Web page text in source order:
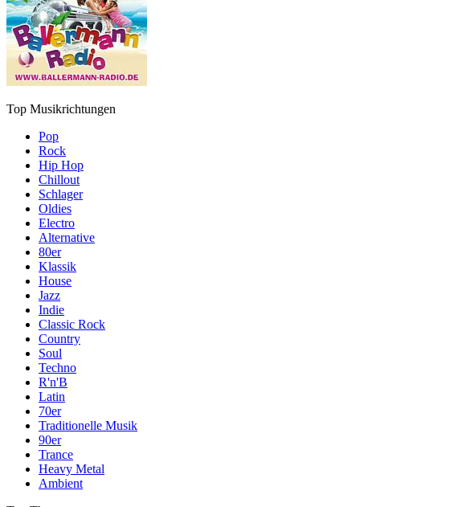
Top Musikrichtungen
Pop
Rock
Hip Hop
Chillout
Schlager
Oldies
Electro
Alternative
80er
Klassik
House
Jazz
Indie
Classic Rock
Country
Soul
Techno
R'n'B
Latin
70er
Traditionelle Musik
90er
Trance
Heavy Metal
Ambient